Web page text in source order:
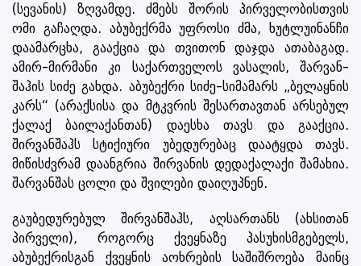
(სევანის) ზღვამდე. ძმებს შორის პირველობისთვის
ომი გაჩაღდა. აბუბექრმა უფროსი ძმა, ხუტლუინანჩი
დაამარცხა, გააქცია და თვითონ დაჯდა ათაბაგად.
ამირ-მირმანი კი საქართველოს ვასალის, შარვან-
შაჰის სიძე გახდა. აბუბექრი სიძე-სიმამარს „ბელაყნის
კარს“ (არაქსისა და მტკვრის შესართავთან არსებულ
ქალაქ ბაილაქანთან) დაესხა თავს და გააქცია.
შირვანშაჰს სტიქიური უბედურებაც დაატყდა თავს.
მიწისძვრამ დაანგრია შირვანის დედაქალაქი შამახია.
შარვანშას ცოლი და შვილები დაიღუპნენ.
გაუბედურებულ შირვანშაჰს, აღსართანს (ახსითან
პირველი), როგორც ქვეყნაზე პასუხისმგებელს,
აბუბექრისგან ქვეყნის აოხრების საშიშროება მაინც